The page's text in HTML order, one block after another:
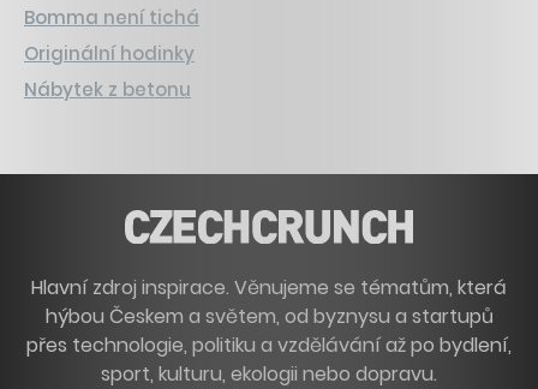
Bomma není tichá
Originální hodinky
Nábytek z betonu
Hlavní zdroj inspirace. Věnujeme se tématům, která
hýbou Českem a světem, od byznysu a startupů
přes technologie, politiku a vzdělávání až po bydlení,
sport, kulturu, ekologii nebo dopravu.